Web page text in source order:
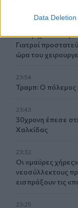
Data Deletion
Ανατριχιαστικό
Γιατροί
ώρα του
23:54
Τραμπ: Ο πόλεμος
23:43
30χρονη έπεσε
Χαλκίδας
23:32
Οι «μαύρες
νεοσύλλεκτους
εισπράξουν τις
23:25